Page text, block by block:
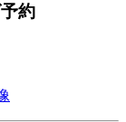
約